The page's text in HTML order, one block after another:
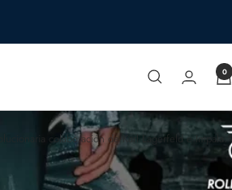
0
colaboración de Karl Lagerfeld e Impala."